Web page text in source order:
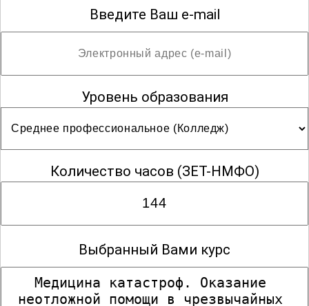
Медицинская статистика
Медицинский массаж
Общая практика
Операционное дело
Введите Ваш e-mail
Уровень образования
Количество часов (ЗЕТ-НМФО)
Выбранный Вами курс